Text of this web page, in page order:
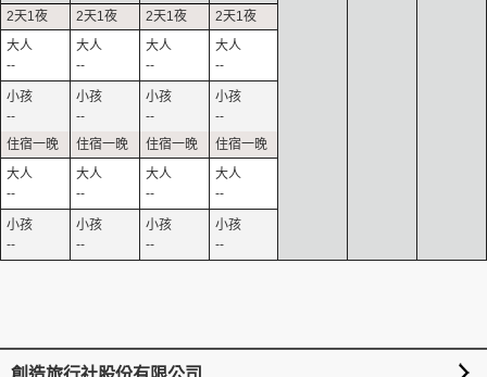
--
--
--
--
--
--
--
--
--
--
--
--
--
--
--
--